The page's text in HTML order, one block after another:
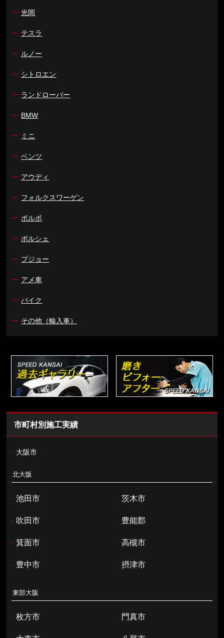
ー 光岡
ー テスラ
ー ルノー
ー シトロエン
ー ランドローバー
ー BMW
ー ミニ
ー ベンツ
ー アウディ
ー フォルクスワーゲン
ー ボルボ
ー ポルシェ
ー プジョー
ー アメ車
ー バイク
ー その他（輸入車）
市町村別施工実績
- 大阪市
北大阪
- 池田市 - 茨木市
- 吹田市 - 豊能郡
- 箕面市 - 高槻市
- 豊中市 - 摂津市
東部大阪
- 枚方市 - 門真市